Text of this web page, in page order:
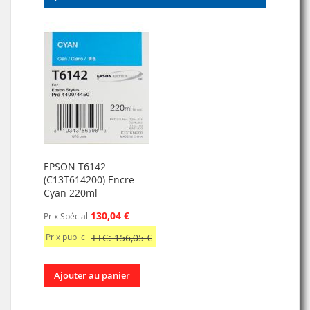
EPSON T6142
(C13T614200) Encre
Cyan 220ml
Prix Spécial 130,04 €
Prix public TTC: 156,05 €
Ajouter au panier